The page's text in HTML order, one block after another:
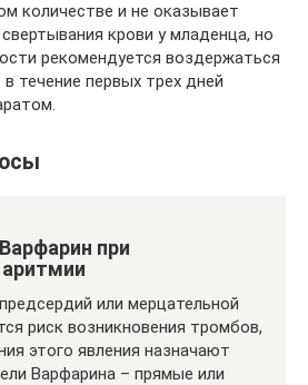
количестве и не оказывает
крови у младенца, но
рекомендуется воздержаться
течение первых трех дней
при
или мерцательной
риск возникновения тромбов,
этого явления назначают
Варфарина – прямые или